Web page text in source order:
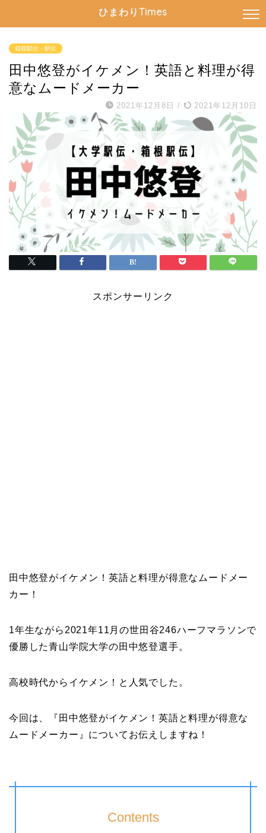
ひまわりTimes
箱根駅伝・駅伝
田中悠登がイケメン！英語と料理が得
意なムードメーカー
2021年12月8日 / 2021年12月10日
スポンサーリンク
田中悠登がイケメン！英語と料理が得意なムードメー
カー！
1年生ながら2021年11月の世田谷246ハーフマラソンで
優勝した青山学院大学の田中悠登選手。
高校時代からイケメン！と人気でした。
今回は、『田中悠登がイケメン！英語と料理が得意な
ムードメーカー』についてお伝えしますね！
Contents